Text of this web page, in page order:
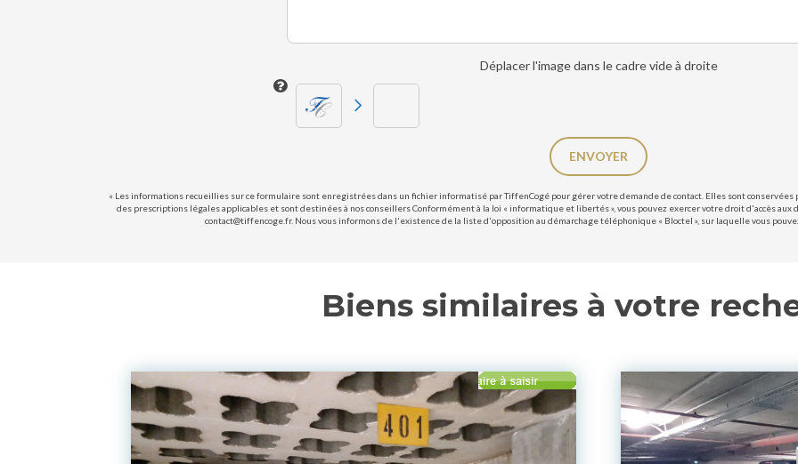
Déplacer l'image dans le cadre vide à droite
ENVOYER
« Les informations recueillies sur ce formulaire sont enregistrées dans un fichier informatisé par TiffenCogé pour gérer votre demande de contact. Elles sont
des prescriptions légales applicables et sont destinées à nos conseillers Conformément à la loi « informatique et libertés », vous pouvez exercer votre droit d'accès
contact@tiffencoge.fr. Nous vous informons de l'existence de la liste d'opposition au démarchage téléphonique « Bloctel », sur laquelle vous
Biens similaires à votre